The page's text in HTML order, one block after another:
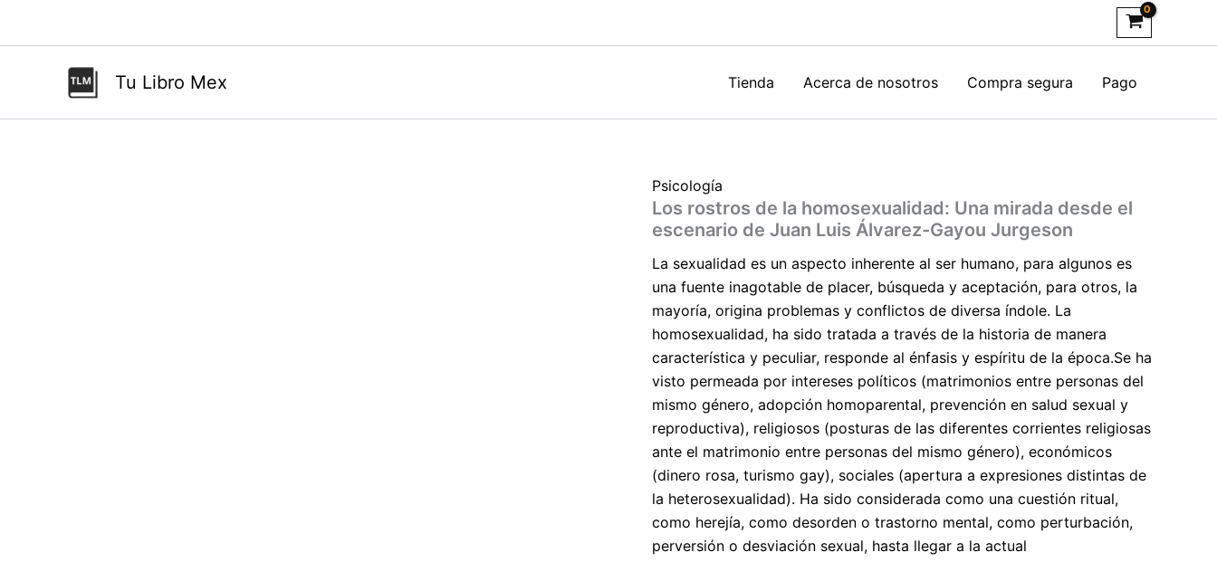
Tu Libro Mex Tienda Acerca de nosotros Compra segura Pago
Psicología
Los rostros de la homosexualidad: Una mirada desde el
escenario de Juan Luis Álvarez-Gayou Jurgeson
La sexualidad es un aspecto inherente al ser humano, para algunos es
una fuente inagotable de placer, búsqueda y aceptación, para otros, la
mayoría, origina problemas y conflictos de diversa índole. La
homosexualidad, ha sido tratada a través de la historia de manera
característica y peculiar, responde al énfasis y espíritu de la época.Se ha
visto permeada por intereses políticos (matrimonios entre personas del
mismo género, adopción homoparental, prevención en salud sexual y
reproductiva), religiosos (posturas de las diferentes corrientes religiosas
ante el matrimonio entre personas del mismo género), económicos
(dinero rosa, turismo gay), sociales (apertura a expresiones distintas de
la heterosexualidad). Ha sido considerada como una cuestión ritual,
como herejía, como desorden o trastorno mental, como perturbación,
perversión o desviación sexual, hasta llegar a la actual
desde
escenario
Jurgeson
cantidad